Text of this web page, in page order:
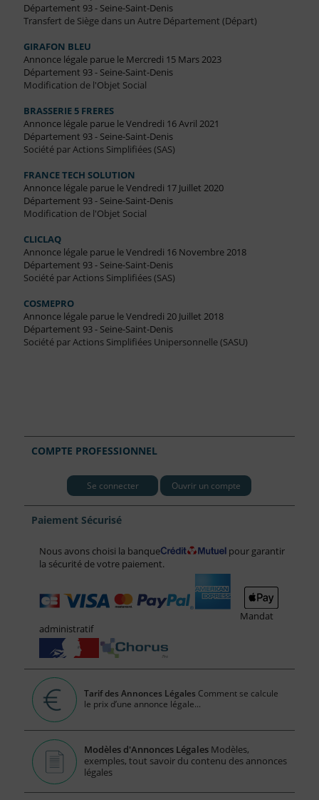
Département 93 - Seine-Saint-Denis
Transfert de Siège dans un Autre Département (Départ)
GIRAFON BLEU
Annonce légale parue le Mercredi 15 Mars 2023
Département 93 - Seine-Saint-Denis
Modification de l'Objet Social
BRASSERIE 5 FRERES
Annonce légale parue le Vendredi 16 Avril 2021
Département 93 - Seine-Saint-Denis
Société par Actions Simplifiées (SAS)
FRANCE TECH SOLUTION
Annonce légale parue le Vendredi 17 Juillet 2020
Département 93 - Seine-Saint-Denis
Modification de l'Objet Social
CLICLAQ
Annonce légale parue le Vendredi 16 Novembre 2018
Département 93 - Seine-Saint-Denis
Société par Actions Simplifiées (SAS)
COSMEPRO
Annonce légale parue le Vendredi 20 Juillet 2018
Département 93 - Seine-Saint-Denis
Société par Actions Simplifiées Unipersonnelle (SASU)
COMPTE PROFESSIONNEL
Se connecter Ouvrir un compte
Paiement Sécurisé
Nous avons choisi la banque
pour garantir
la sécurité de votre paiement.
Mandat
administratif
Tarif des Annonces Légales Comment se calcule
le prix d’une annonce légale...
Modèles d'Annonces Légales Modèles,
exemples, tout savoir du contenu des annonces
légales